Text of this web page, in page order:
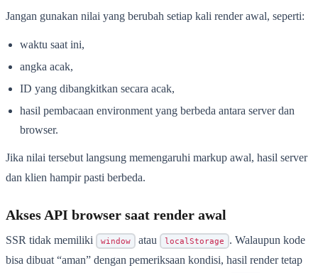
Jangan gunakan nilai yang berubah setiap kali render awal, seperti:
waktu saat ini,
angka acak,
ID yang dibangkitkan secara acak,
hasil pembacaan environment yang berbeda antara server dan
browser.
Jika nilai tersebut langsung memengaruhi markup awal, hasil server
dan klien hampir pasti berbeda.
Akses API browser saat render awal
SSR tidak memiliki window atau localStorage
. Walaupun kode
bisa dibuat “aman” dengan pemeriksaan kondisi, hasil render tetap